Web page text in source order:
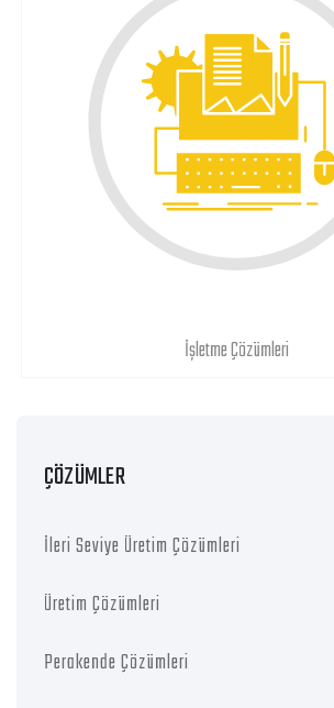
İşletme Çözümleri
ÇÖZÜMLER
İleri Seviye Üretim Çözümleri
Üretim Çözümleri
Perakende Çözümleri